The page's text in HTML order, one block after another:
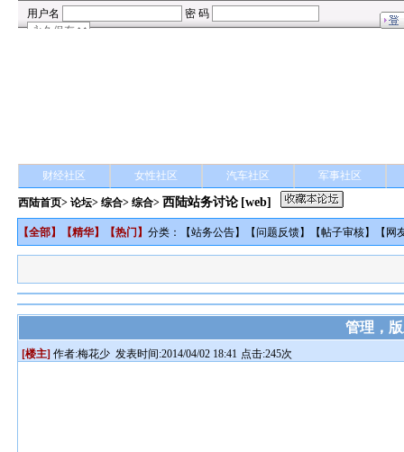
财经社区 女性社区 汽车社区 军事社区
西陆首页>论坛>综合> 综合> 西陆站务讨论 [web]
【全部】【精华】【热门 】分类：【站务公告】【问题反馈】【帖子审核】【 网
管理，
[楼主] 作者:梅花少 发表时间:2014/04/02 18:41 点击:245次